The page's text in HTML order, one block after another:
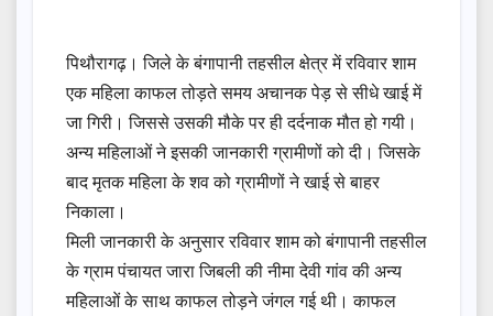
पिथौरागढ़। जिले के बंगापानी तहसील क्षेत्र में रविवार शाम
एक महिला काफल तोड़ते समय अचानक पेड़ से सीधे खाई में
जा गिरी। जिससे उसकी मौके पर ही दर्दनाक मौत हो गयी।
अन्य महिलाओं ने इसकी जानकारी ग्रामीणों को दी। जिसके
बाद मृतक महिला के शव को ग्रामीणों ने खाई से बाहर
निकाला।
मिली जानकारी के अनुसार रविवार शाम को बंगापानी तहसील
के ग्राम पंचायत जारा जिबली की नीमा देवी गांव की अन्य
महिलाओं के साथ काफल तोड़ने जंगल गई थी। काफल